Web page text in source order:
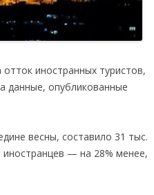
иностранных туристов,
данные, опубликованные
весны, составило 31 тыс.
иностранцев — на 28% менее,